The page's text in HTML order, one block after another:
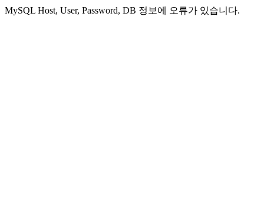
MySQL Host, User, Password, DB 정보에 오류가 있습니다.